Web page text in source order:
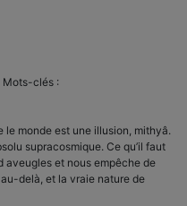
Mots-clés :
le monde est une illusion, mithyâ.
supracosmique. Ce qu’il faut
aveugles et nous empêche de
delà, et la vraie nature de